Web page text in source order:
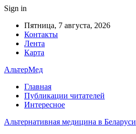
Sign in
Пятница, 7 августа, 2026
Контакты
Лента
Карта
АльтерМед
Главная
Публикации читателей
Интересное
Альтернативная медицина в Беларуси